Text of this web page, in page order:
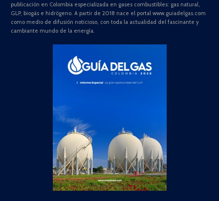
publicación en Colombia especializada en gases combustibles: gas natural,
GLP, biogás e hidrógeno. A partir de 2018 nace el portal www.guiadelgas.com
como medio de difusión noticioso, con toda la actualidad del fascinante y
cambiante mundo de la energía.